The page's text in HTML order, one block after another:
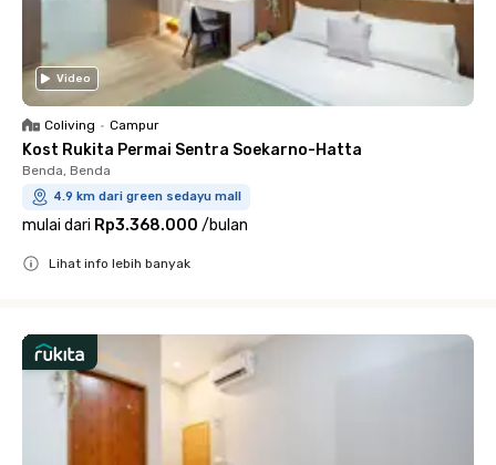
Video
Coliving • Campur
Kost Rukita Permai Sentra Soekarno-Hatta
Benda, Benda
4.9 km dari green sedayu mall
mulai dari Rp3.368.000 /bulan
Lihat info lebih banyak